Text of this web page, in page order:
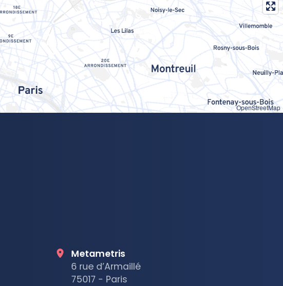
OpenStreetMap
Metametris
6 rue d’Armaillé
75017 - Paris